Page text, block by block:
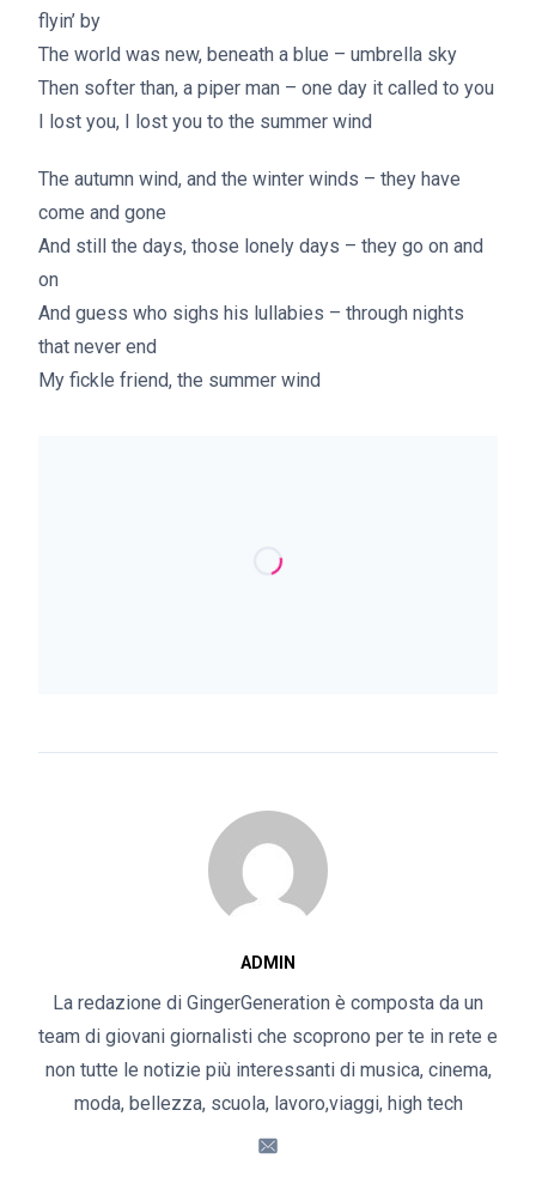
flyin’ by
The world was new, beneath a blue – umbrella sky
Then softer than, a piper man – one day it called to you
I lost you, I lost you to the summer wind
The autumn wind, and the winter winds – they have
come and gone
And still the days, those lonely days – they go on and
on
And guess who sighs his lullabies – through nights
that never end
My fickle friend, the summer wind
ADMIN
La redazione di GingerGeneration è composta da un
team di giovani giornalisti che scoprono per te in rete e
non tutte le notizie più interessanti di musica, cinema,
moda, bellezza, scuola, lavoro,viaggi, high tech